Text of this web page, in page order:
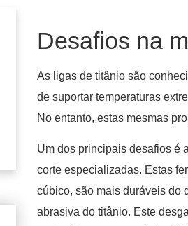
Desafios na
As ligas de titânio são
de suportar temperaturas
No entanto, estas mesmas
Um dos principais desafios é
corte especializadas. Estas
cúbico, são mais duráveis do
abrasiva do titânio. Este